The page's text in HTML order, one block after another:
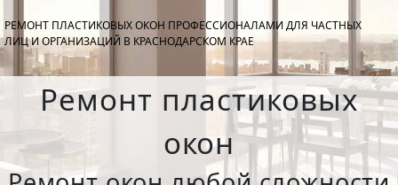
РЕМОНТ ПЛАСТИКОВЫХ ОКОН ПРОФЕССИОНАЛАМИ ДЛЯ ЧАСТНЫХ
ЛИЦ И ОРГАНИЗАЦИЙ В КРАСНОДАРСКОМ КРАЕ
Ремонт пластиковых
окон